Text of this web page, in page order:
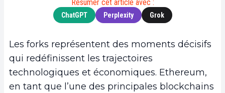
Résumer cet article avec :
ChatGPT Perplexity Grok
Les forks représentent des moments décisifs
qui redéfinissent les trajectoires
technologiques et économiques. Ethereum,
en tant que l’une des principales blockchains